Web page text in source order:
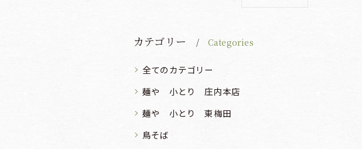
カテゴリー Categories
全てのカテゴリー
麺や 小とり 庄内本店
麺や 小とり 東梅田
鳥そば